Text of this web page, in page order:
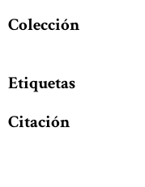
Colección
Etiquetas
Citación